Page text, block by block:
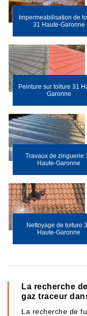
Impermeabilisation de
31 Haute-Garonne
Peinture sur toiture 31
Garonne
Travaux de zinguerie
Haute-Garonne
Nettoyage de toiture
Haute-Garonne
La recherche
gaz traceur
La recherche de